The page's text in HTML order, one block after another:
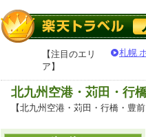
【注目のエリ
ア】
札幌
北九州空港・苅田・行
【北九州空港・苅田・行橋・豊